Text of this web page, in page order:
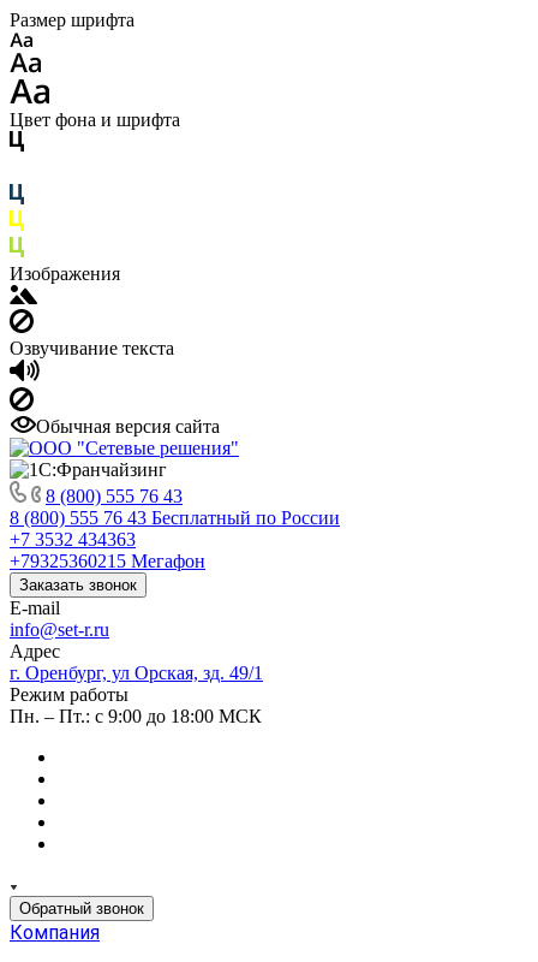
Размер шрифта
Цвет фона и шрифта
Изображения
Озвучивание текста
Обычная версия сайта
8 (800) 555 76 43
8 (800) 555 76 43 Бесплатный по России
+7 3532 434363
+79325360215 Мегафон
Заказать звонок
E-mail
info@set-r.ru
Адрес
г. Оренбург, ул Орская, зд. 49/1
Режим работы
Пн. – Пт.: с 9:00 до 18:00 МСК
Обратный звонок
Компания